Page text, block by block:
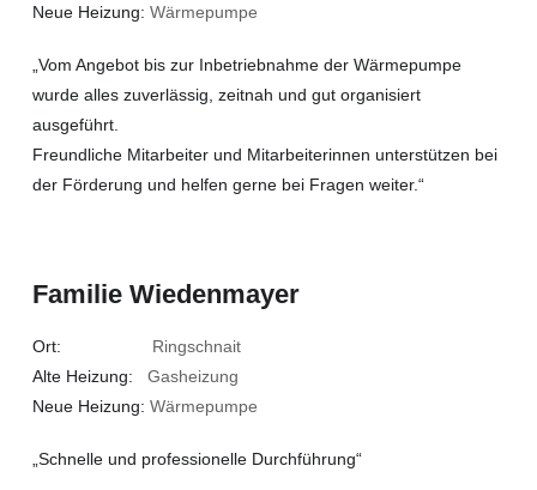
Neue Heizung: Wärmepumpe
„Vom Angebot bis zur Inbetriebnahme der Wärmepumpe
wurde alles zuverlässig, zeitnah und gut organisiert
ausgeführt.
Freundliche Mitarbeiter und Mitarbeiterinnen unterstützen bei
der Förderung und helfen gerne bei Fragen weiter.“
Familie Wiedenmayer
Ort: Ringschnait
Alte Heizung: Gasheizung
Neue Heizung: Wärmepumpe
„Schnelle und professionelle Durchführung“